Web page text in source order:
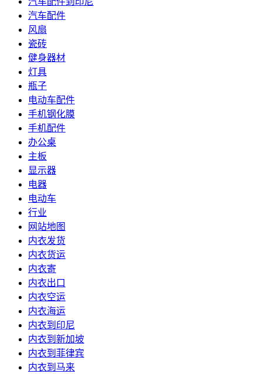
汽车配件
风扇
瓷砖
健身器材
灯具
瓶子
电动车配件
手机钢化膜
手机配件
办公桌
主板
显示器
电器
电动车
行业
网站地图
内衣发货
内衣货运
内衣寄
内衣出口
内衣空运
内衣海运
内衣到印尼
内衣到新加坡
内衣到菲律宾
内衣到马来